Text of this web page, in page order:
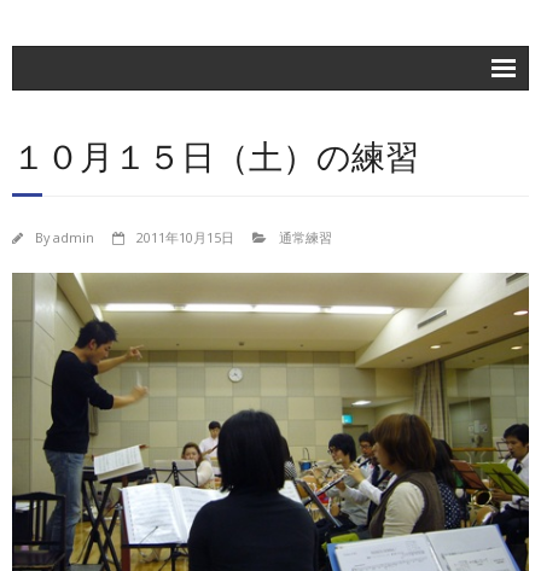
楽団紹介
ブログ
お問合せ
団員専用
１０月１５日（土）の練習
Byadmin 2011年10月15日 通常練習